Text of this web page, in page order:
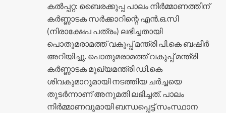
കൽപ്പറ്റ: ബൈരക്കുപ്പ പാലം നിർമ്മാണത്തിന്
കർണ്ണാടക സർക്കാറിന്റെ എൻ.ഒ.സി
(നിരാക്ഷേപ പത്രം) ലഭിച്ചതായി
പൊതുമരാമത്ത് വകുപ്പ് മന്ത്രി പി.കെ ബഷീർ
അറിയിച്ചു. പൊതുമരാമത്ത് വകുപ്പ് മന്ത്രി
കർണ്ണാടക മുഖ്യമന്ത്രി ഡി.കെ
ശിവകുമാറുമായി നടത്തിയ ചർച്ചയെ
തുടർന്നാണ് അനുമതി ലഭിച്ചത്. പാലം
നിർമ്മാണവുമായി ബന്ധപ്പെട്ട് സംസ്ഥാന